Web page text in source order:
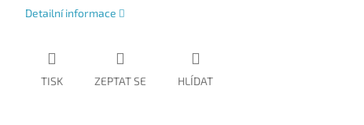
Detailní informace
TISK ZEPTAT SE HLÍDAT